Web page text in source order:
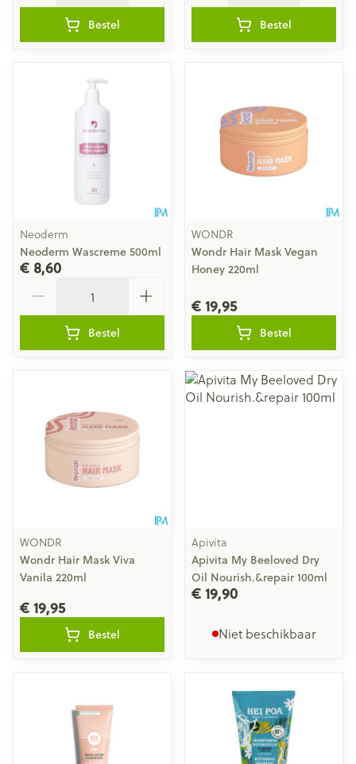
Bestel Bestel
Neoderm
Neoderm Wascreme 500ml
€ 8,60
Bestel
WONDR
Wondr Hair Mask Vegan
Honey 220ml
€ 19,95
Bestel
WONDR
Wondr Hair Mask Viva
Vanila 220ml
€ 19,95
Bestel
Apivita
Apivita My Beeloved Dry
Oil Nourish.&repair 100ml
€ 19,90
Niet beschikbaar